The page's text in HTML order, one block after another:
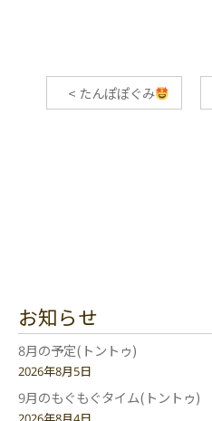
< たんぽぽぐみ
お知らせ
8月の予定(トントゥ)
2026年8月5日
9月のもぐもぐタイム(トントゥ)